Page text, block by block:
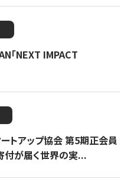
「NEXT IMPACT
ートアップ協会 第5期正会員
付が届く世界の実...